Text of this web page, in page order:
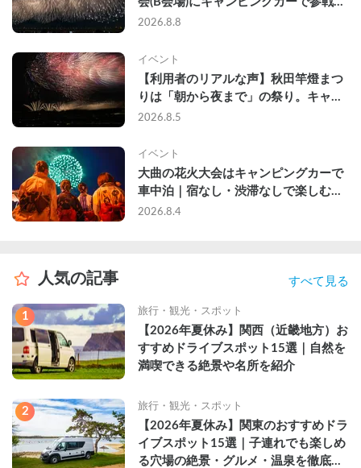
て、長岡駅前で車中泊してきた
2026.8.8
イベント
【利用者のリアルな声】秋田竿燈まつ
りは「朝から夜まで」の祭り。キャン
ピングカーで行った2組の記録
2026.8.5
イベント
大曲の花火大会はキャンピングカーで
車中泊｜宿なし・渋滞なしで楽しむ
2026年完全ガイド
2026.8.4
人気の記事 すべて見る
1 旅行・観光・スポット
【2026年夏休み】関西（近畿地方）お
すすめドライブスポット15選｜自然を
満喫できる絶景や名所を紹介
2 旅行・観光・スポット
【2026年夏休み】関東のおすすめドラ
イブスポット15選｜子連れでも楽しめ
る穴場の絶景・グルメ・温泉を徹底解